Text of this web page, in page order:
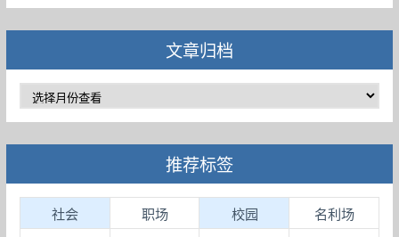
文章归档
推荐标签
社会 职场 校园 名利场